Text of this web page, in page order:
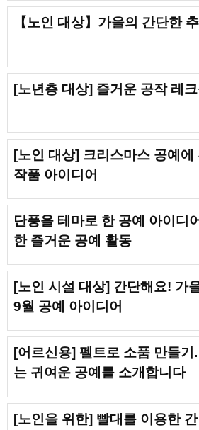
【노인 대상】가을의 간단한
[노년층 대상] 즐거운 공작 레
[노인 대상] 크리스마스 공예에
작품 아이디어
단풍을 테마로 한 공예 아이디
한 즐거운 공예 활동
[노인 시설 대상] 간단해요! 가
9월 공예 아이디어
[어르신용] 펠트로 소품 만들기
는 귀여운 공예를 소개합니다
[노인을 위한] 빨대를 이용한